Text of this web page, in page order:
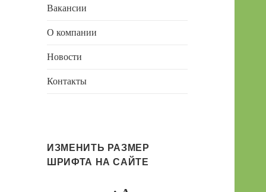
Вакансии
О компании
Новости
Контакты
ИЗМЕНИТЬ РАЗМЕР
ШРИФТА НА САЙТЕ
Decrease